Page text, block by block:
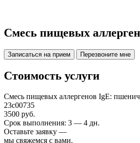
Смесь пищевых
Записаться на прием Перезвоните мне
Стоимость услуги
Смесь пищевых аллергенов IgE:
23c00735
3500 руб.
Срок выполнения: 3 — 4 дн.
Оставьте заявку —
мы свяжемся с вами.